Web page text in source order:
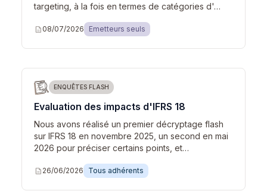
targeting, à la fois en termes de catégories d'…
description 08/07/2026 Emetteurs seuls
ENQUÊTES FLASH
Evaluation des impacts d'IFRS 18
Nous avons réalisé un premier décryptage flash
sur IFRS 18 en novembre 2025, un second en mai
2026 pour préciser certains points, et…
description 26/06/2026 Tous adhérents